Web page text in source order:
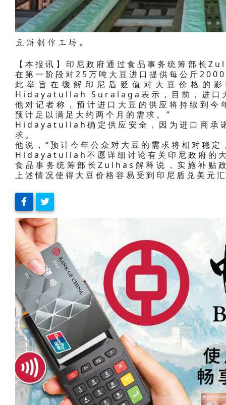
豆饼制作工坊。
【本报讯】印尼政府通过食品事务统筹部
在第一阶段对25万吨大豆进口提供每公斤
此举旨在缓解印尼盾贬值对大豆价格的
Hidayatullah Suralaga表示，目前，进口
他对记者称，预计进口大豆的供应将持续到
预计足以满足大约两个月的需求。”
Hidayatullah确定供应安全，因为进口商承
求。
他说，“预计今年公众对大豆的需求将相对稳
Hidayatullah不愿详细讨论有关印尼政府的
食品事务统筹部长Zulhas解释说，实施补贴
上述情况使得大豆价格容易受到印尼盾兑美元